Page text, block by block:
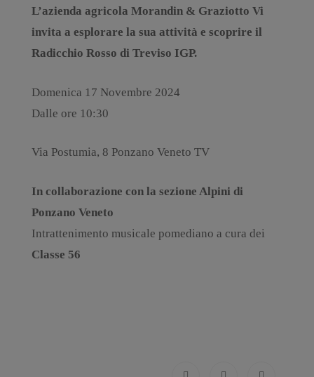
L’azienda agricola Morandin & Graziotto Vi
invita a esplorare la sua attività e scoprire il
Radicchio Rosso di Treviso IGP.
Domenica 17 Novembre 2024
Dalle ore 10:30
Via Postumia, 8 Ponzano Veneto TV
In collaborazione con la sezione Alpini di
Ponzano Veneto
Intrattenimento musicale pomediano a cura dei
Classe 56